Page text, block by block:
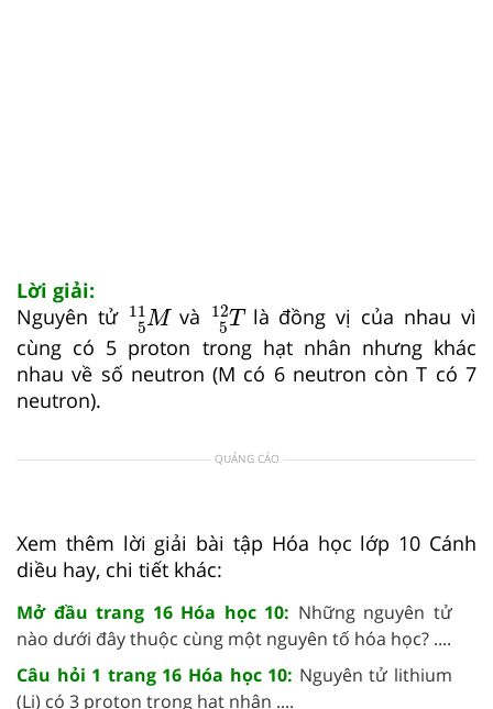
Lời giải:
Nguyên tử 11
5M
M 5 11
và
12
5T
T512
là đồng vị của nhau vì
cùng có 5 proton trong hạt nhân nhưng khác
nhau về số neutron (M có 6 neutron còn T có 7
neutron).
QUẢNG CÁO
Xem thêm lời giải bài tập Hóa học lớp 10 Cánh
diều hay, chi tiết khác:
Mở đầu trang 16 Hóa học 10: Những nguyên tử
nào dưới đây thuộc cùng một nguyên tố hóa học? ....
Câu hỏi 1 trang 16 Hóa học 10: Nguyên tử lithium
(Li) có 3 proton trong hạt nhân ....